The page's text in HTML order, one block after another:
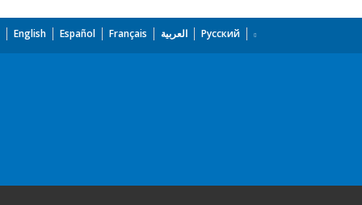
English Español Français العربية Русский